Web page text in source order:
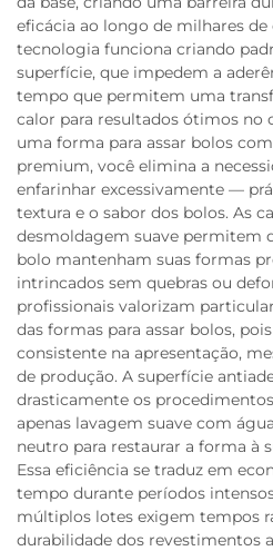
eficácia ao longo de milhares de
tecnologia funciona criando
superfície, que impedem a
tempo que permitem uma
calor para resultados ótimos no
uma forma para assar bolos
premium, você elimina a
enfarinhar excessivamente —
textura e o sabor dos bolos. As
desmoldagem suave permitem
bolo mantenham suas formas
intrincados sem quebras ou
profissionais valorizam
das formas para assar bolos,
consistente na apresentação,
de produção. A superfície
drasticamente os
apenas lavagem suave com
neutro para restaurar a forma à
Essa eficiência se traduz em
tempo durante períodos
múltiplos lotes exigem tempos
durabilidade dos revestimentos